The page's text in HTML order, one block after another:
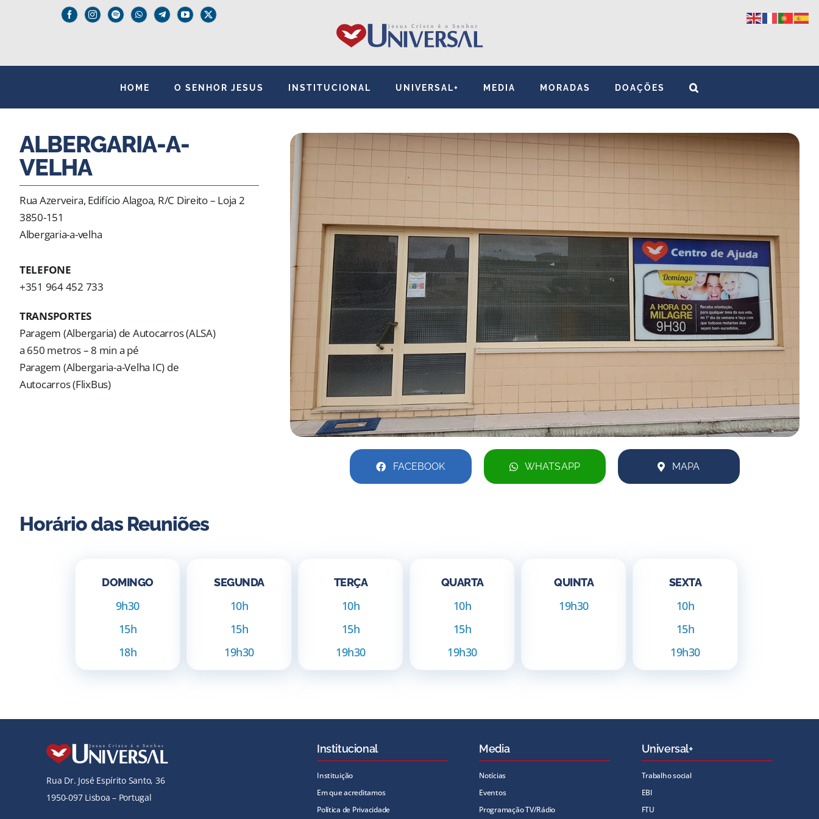
HOME O SENHOR JESUS INSTITUCIONAL UNIVERSAL+ MEDIA MORADAS DOAÇÕES
ALBERGARIA-A-
VELHA
Rua Azerveira, Edifício Alagoa, R/C Direito – Loja 2
3850-151
Albergaria-a-velha
TELEFONE
+351 964 452 733
TRANSPORTES
Paragem (Albergaria) de Autocarros (ALSA)
a 650 metros – 8 min a pé
Paragem (Albergaria-a-Velha IC) de
Autocarros (FlixBus)
FACEBOOK WHATSAPP MAPA
Horário das Reuniões
DOMINGO
9h30
15h
18h
SEGUNDA
10h
15h
19h30
TERÇA
10h
15h
19h30
QUARTA
10h
15h
19h30
QUINTA
19h30
SEXTA
10h
15h
19h30
Rua Dr. José Espírito Santo, 36
1950-097 Lisboa – Portugal
Institucional
Instituição
Em que acreditamos
Política de Privacidade
Media
Notícias
Eventos
Programação TV/Rádio
Universal+
Trabalho social
EBI
FTU